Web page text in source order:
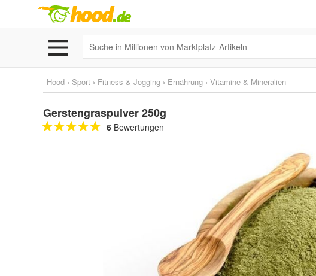
Hood › Sport › Fitness & Jogging › Ernährung › Vitamine & Mineralien
Gerstengraspulver 250g
6 Bewertungen